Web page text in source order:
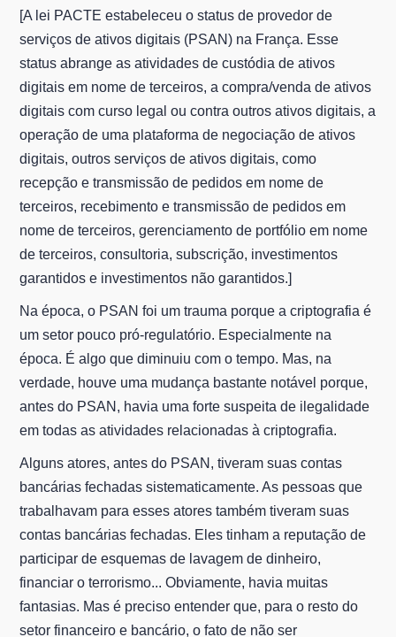
[A lei PACTE estabeleceu o status de provedor de
serviços de ativos digitais (PSAN) na França. Esse
status abrange as atividades de custódia de ativos
digitais em nome de terceiros, a compra/venda de ativos
digitais com curso legal ou contra outros ativos digitais, a
operação de uma plataforma de negociação de ativos
digitais, outros serviços de ativos digitais, como
recepção e transmissão de pedidos em nome de
terceiros, recebimento e transmissão de pedidos em
nome de terceiros, gerenciamento de portfólio em nome
de terceiros, consultoria, subscrição, investimentos
garantidos e investimentos não garantidos.]
Na época, o PSAN foi um trauma porque a criptografia é
um setor pouco pró-regulatório. Especialmente na
época. É algo que diminuiu com o tempo. Mas, na
verdade, houve uma mudança bastante notável porque,
antes do PSAN, havia uma forte suspeita de ilegalidade
em todas as atividades relacionadas à criptografia.
Alguns atores, antes do PSAN, tiveram suas contas
bancárias fechadas sistematicamente. As pessoas que
trabalhavam para esses atores também tiveram suas
contas bancárias fechadas. Eles tinham a reputação de
participar de esquemas de lavagem de dinheiro,
financiar o terrorismo... Obviamente, havia muitas
fantasias. Mas é preciso entender que, para o resto do
setor financeiro e bancário, o fato de não ser